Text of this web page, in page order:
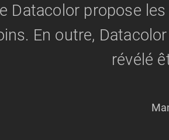
Datacolor propose
En outre,
révélé